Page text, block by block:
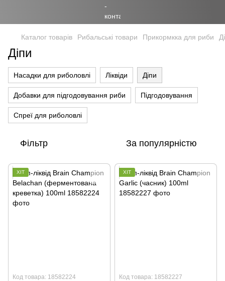
Каталог товарів Рибальські товари Прикормкка для риби
Діпи
Насадки для риболовлі Ліквіди Діпи
Добавки для підгодовування риби Підгодовування
Спреї для риболовлі
Фільтр За популярністю
ХІТ
Код товара: 18582224
ХІТ
Код товара: 18582227